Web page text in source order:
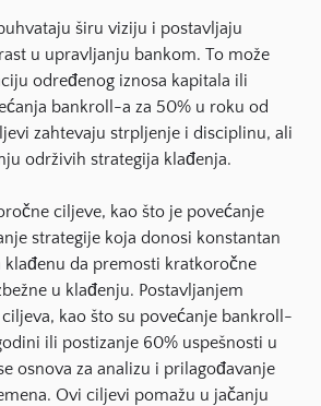
širu viziju i postavljaju
u upravljanju bankom. To može
određenog iznosa kapitala ili
bankroll-a za 50% u roku od
zahtevaju strpljenje i disciplinu, ali
održivih strategija klađenja.
ciljeve, kao što je povećanje
strategije koja donosi konstantan
da premosti kratkoročne
u klađenju. Postavljanjem
kao što su povećanje bankroll-
ili postizanje 60% uspešnosti u
osnova za analizu i prilagođavanje
Ovi ciljevi pomažu u jačanju